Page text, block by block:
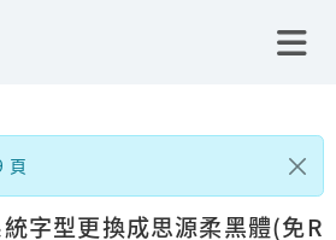
頁
字型更換成思源柔黑體(免R